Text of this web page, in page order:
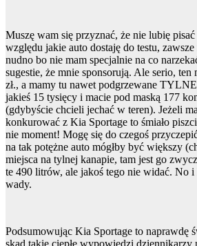
Muszę wam się przyznać, że nie lubię
względu jakie auto dostaję do testu,
nudno bo nie mam specjalnie na co
sugestie, że mnie sponsorują. Ale serio,
zł., a mamy tu nawet podgrzewane
jakieś 15 tysięcy i macie pod maską 177
(gdybyście chcieli jechać w teren). Jeżeli
konkurować z Kia Sportage to śmiało
nie moment! Mogę się do czegoś
na tak potężne auto mógłby być większy
miejsca na tylnej kanapie, tam jest go
te 490 litrów, ale jakoś tego nie widać. No i
wady.
Podsumowując Kia Sportage to naprawdę
skąd takie ciepłe wypowiedzi dziennikarzy